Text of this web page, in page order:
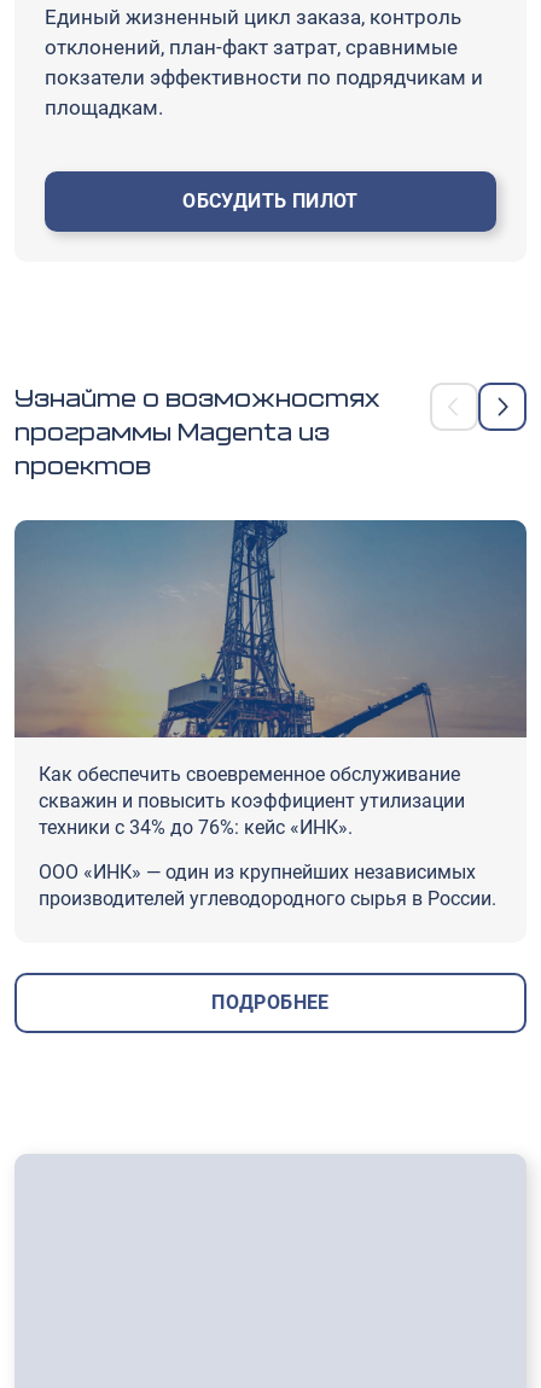
Единый жизненный цикл заказа, контроль
отклонений, план‑факт затрат, сравнимые
покзатели эффективности по подрядчикам и
площадкам.
ОБСУДИТЬ ПИЛОТ
Узнайте о возможностях
программы Magenta из
проектов
Как обеспечить своевременное обслуживание
скважин и повысить коэффициент утилизации
техники с 34% до 76%: кейс «ИНК».
ООО «ИНК» — один из крупнейших независимых
производителей углеводородного сырья в России.
ПОДРОБНЕЕ